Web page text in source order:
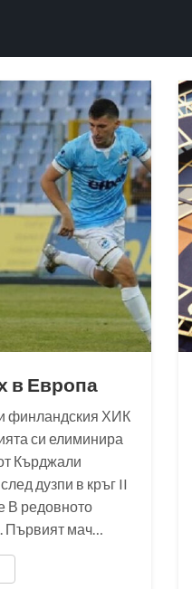
в Европа
финландския ХИК
си елиминира
Кърджали
дузпи в кръг II
В редовното
Първият мач…